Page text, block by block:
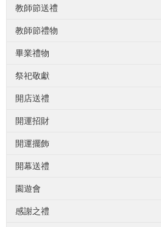
教師節送禮
教師節禮物
畢業禮物
祭祀敬獻
開店送禮
開運招財
開運擺飾
開幕送禮
園遊會
感謝之禮